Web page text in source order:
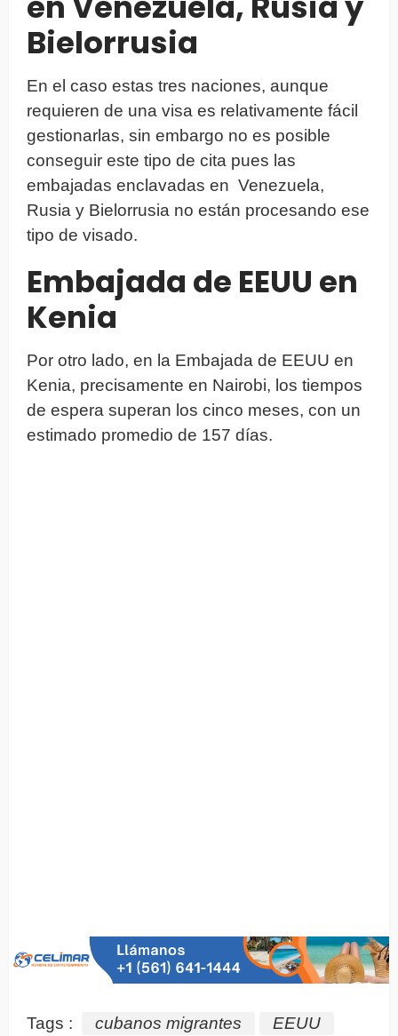
Bielorrusia
En el caso estas tres naciones, aunque
requieren de una visa es relativamente fácil
gestionarlas, sin embargo no es posible
conseguir este tipo de cita pues las
embajadas enclavadas en Venezuela,
Rusia y Bielorrusia no están procesando ese
tipo de visado.
Embajada de EEUU en
Kenia
Por otro lado, en la Embajada de EEUU en
Kenia, precisamente en Nairobi, los tiempos
de espera superan los cinco meses, con un
estimado promedio de 157 días.
Tags : cubanos migrantes
EEUU